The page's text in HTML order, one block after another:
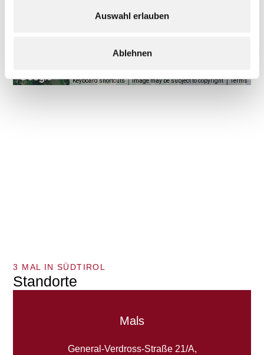
Auswahl erlauben
Ablehnen
Keyboard shortcuts Image may be subject to copyright Terms
3 MAL IN SÜDTIROL
Standorte
Mals
General-Verdross-Straße 21/A,